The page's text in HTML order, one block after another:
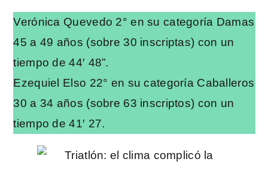
Verónica Quevedo 2° en su categoría Damas
45 a 49 años (sobre 30 inscriptas) con un
tiempo de 44′ 48”.
Ezequiel Elso 22° en su categoría Caballeros
30 a 34 años (sobre 63 inscriptos) con un
tiempo de 41′ 27.